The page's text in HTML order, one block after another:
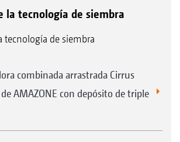
la tecnología de siembra
tecnología de siembra
combinada arrastrada Cirrus
AMAZONE con depósito de triple